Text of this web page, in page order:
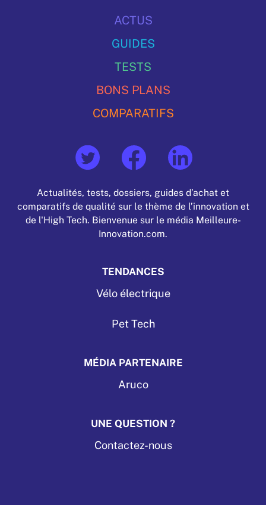
ACTUS
GUIDES
TESTS
BONS PLANS
COMPARATIFS
Actualités, tests, dossiers, guides d’achat et
comparatifs de qualité sur le thème de l’innovation et
de l'High Tech. Bienvenue sur le média Meilleure-
Innovation.com.
TENDANCES
Vélo électrique
Pet Tech
MÉDIA PARTENAIRE
Aruco
UNE QUESTION ?
Contactez-nous